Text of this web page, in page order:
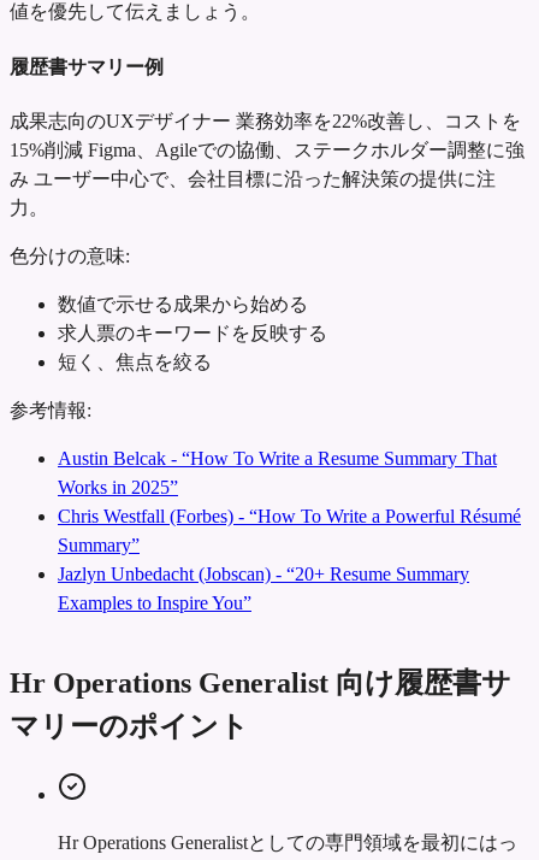
値を優先して伝えましょう。
履歴書サマリー例
成果志向のUXデザイナー 業務効率を22%改善し、コストを
15%削減 Figma、Agileでの協働、ステークホルダー調整に強
み ユーザー中心で、会社目標に沿った解決策の提供に注
力。
色分けの意味:
数値で示せる成果から始める
求人票のキーワードを反映する
短く、焦点を絞る
参考情報:
Austin Belcak - “How To Write a Resume Summary That
Works in 2025”
Chris Westfall (Forbes) - “How To Write a Powerful Résumé
Summary”
Jazlyn Unbedacht (Jobscan) - “20+ Resume Summary
Examples to Inspire You”
Hr Operations Generalist 向け履歴書サ
マリーのポイント
Hr Operations Generalistとしての専門領域を最初にはっ